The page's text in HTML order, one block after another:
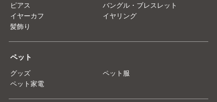
ピアス
バングル・ブレスレット
イヤーカフ
イヤリング
髪飾り
ペット
グッズ
ペット服
ペット家電